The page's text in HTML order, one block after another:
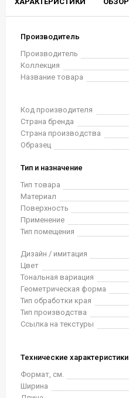
Производитель
Производитель
Коллекция
Название товара
Код производителя
Страна бренда
Страна производства
Образец
Тип и назначение
Тип товара
Материал
Поверхность
Применение
Тип помещения
Дизайн / имитация
Цвет
Тональная вариация
Геометрическая форма
Тип обработки края
Тип производства
Ссылка на текстуры
Технические характеристики
Формат, см.
Ширина